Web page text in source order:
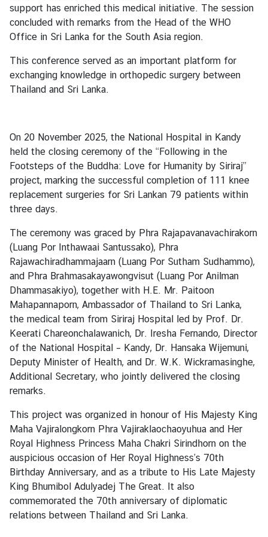
B
u
n
e
C
o
n
t
c
t
u
s
support has enriched this medical initiative. The session
concluded with remarks from the Head of the WHO
Office in Sri Lanka for the South Asia region.
This conference served as an important platform for
exchanging knowledge in orthopedic surgery between
Thailand and Sri Lanka.
On 20 November 2025, the National Hospital in Kandy
held the closing ceremony of the “Following in the
Footsteps of the Buddha: Love for Humanity by Siriraj”
project, marking the successful completion of 111 knee
replacement surgeries for Sri Lankan 79 patients within
three days.
The ceremony was graced by Phra Rajapavanavachirakorn
(Luang Por Inthawaai Santussako), Phra
Rajawachiradhammajaarn (Luang Por Sutham Sudhammo),
and Phra Brahmasakayawongvisut (Luang Por Anilman
Dhammasakiyo), together with H.E. Mr. Paitoon
Mahapannaporn, Ambassador of Thailand to Sri Lanka,
the medical team from Siriraj Hospital led by Prof. Dr.
Keerati Chareonchalawanich, Dr. Iresha Fernando, Director
of the National Hospital – Kandy, Dr. Hansaka Wijemuni,
Deputy Minister of Health, and Dr. W.K. Wickramasinghe,
Additional Secretary, who jointly delivered the closing
remarks.
This project was organized in honour of His Majesty King
Maha Vajiralongkorn Phra Vajiraklaochaoyuhua and Her
Royal Highness Princess Maha Chakri Sirindhorn on the
auspicious occasion of Her Royal Highness’s 70th
Birthday Anniversary, and as a tribute to His Late Majesty
King Bhumibol Adulyadej The Great. It also
commemorated the 70th anniversary of diplomatic
relations between Thailand and Sri Lanka.